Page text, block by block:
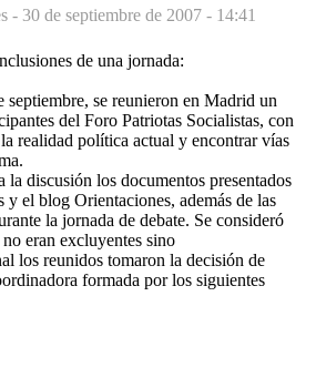
- 30 de septiembre de 2007 - 14:41
de una jornada:
septiembre, se reunieron en Madrid un
del Foro Patrio­tas Socialistas, con
realidad po­líti­ca actual y encontrar vías
la discusión los documentos pre­sen­tados
el blog Orientaciones, además de las
la jornada de debate. Se consideró
eran ex­clu­yentes sino
los reunidos toma­ron la decisión de
for­ma­da por los siguientes